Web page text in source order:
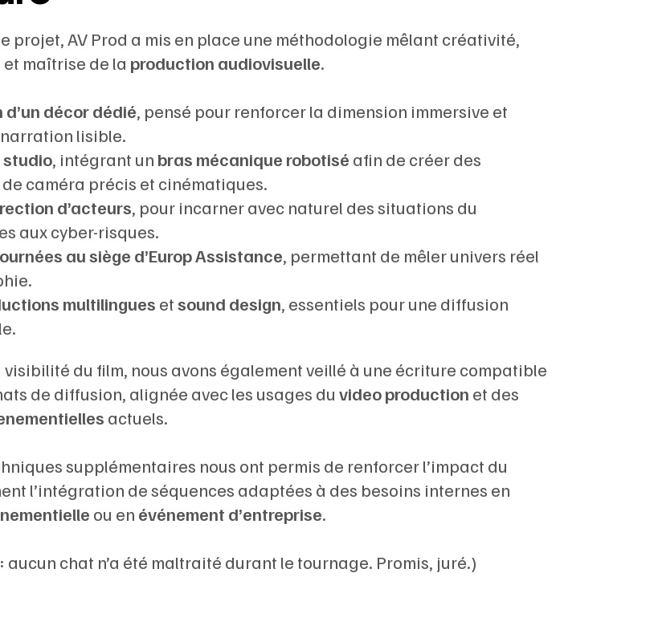
projet, AV Prod a mis en place une méthodologie mêlant créativité,
maîtrise de la production audiovisuelle.
décor dédié, pensé pour renforcer la dimension immersive et
lisible.
studio, intégrant un bras mécanique robotisé afin de créer des
caméra précis et cinématiques.
d’acteurs, pour incarner avec naturel des situations du
aux cyber-risques.
au siège d’Europ Assistance, permettant de mêler univers réel
multilingues etsound design, essentiels pour une diffusion
visibilité du film, nous avons également veillé à une écriture compatible
de diffusion, alignée avec les usages duvideo production et des
actuels.
supplémentaires nous ont permis de renforcer l’impact du
l’intégration de séquences adaptées à des besoins internes en
ou en événement d’entreprise.
aucun chat n’a été maltraité durant le tournage. Promis, juré.)